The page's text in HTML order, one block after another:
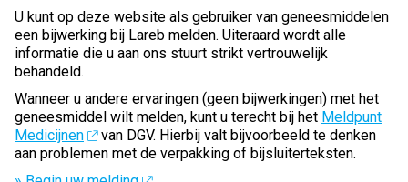
U kunt op deze website als gebruiker van geneesmiddelen
een bijwerking bij Lareb melden. Uiteraard wordt alle
informatie die u aan ons stuurt strikt vertrouwelijk
behandeld.
Wanneer u andere ervaringen (geen bijwerkingen) met het
geneesmiddel wilt melden, kunt u terecht bij het Meldpunt
Medicijnen
van DGV. Hierbij valt bijvoorbeeld te denken
aan problemen met de verpakking of bijsluiterteksten.